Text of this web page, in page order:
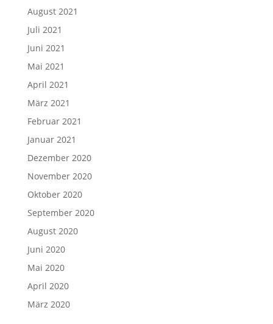
August 2021
Juli 2021
Juni 2021
Mai 2021
April 2021
März 2021
Februar 2021
Januar 2021
Dezember 2020
November 2020
Oktober 2020
September 2020
August 2020
Juni 2020
Mai 2020
April 2020
März 2020